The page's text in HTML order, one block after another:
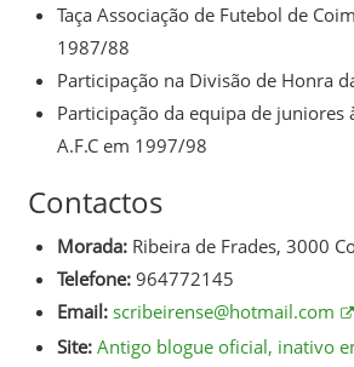
Taça Associação de Futebol de
1987/88
Participação na Divisão de Honra
Participação da equipa de juniores
A.F.C em 1997/98
Contactos
Morada:Ribeira de Frades, 3000
Telefone:964772145
Email: scribeirense@hotmail.com
Site: Antigo blogue oficial, inativo